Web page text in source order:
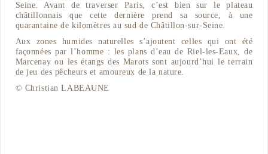
Seine. Avant de traverser Paris, c’est bien sur le plateau
châtillonnais que cette dernière prend sa source, à une
quarantaine de kilomètres au sud de Châtillon-sur-Seine.
Aux zones humides naturelles s’ajoutent celles qui ont été
façonnées par l’homme : les plans d’eau de Riel-les-Eaux, de
Marcenay ou les étangs des Marots sont aujourd’hui le terrain
de jeu des pêcheurs et amoureux de la nature.
© Christian LABEAUNE